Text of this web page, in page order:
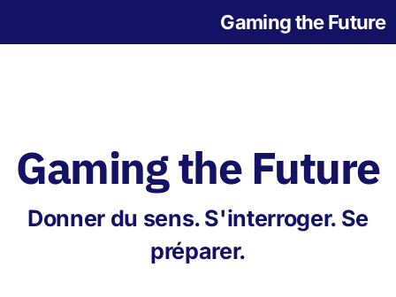
Gaming the Future
Gaming the Future
Donner du sens. S'interroger. Se
préparer.
L'origine des jeux